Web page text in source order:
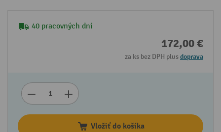
40 pracovných dní
172,00 €
za ks bez DPH plusdoprava
Vložiť do košíka